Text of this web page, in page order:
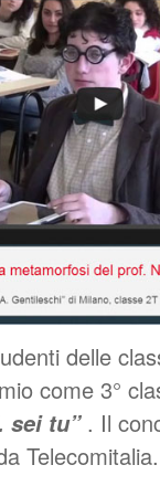
delle
come 3°
sei tu”. Il
Telecomitalia.